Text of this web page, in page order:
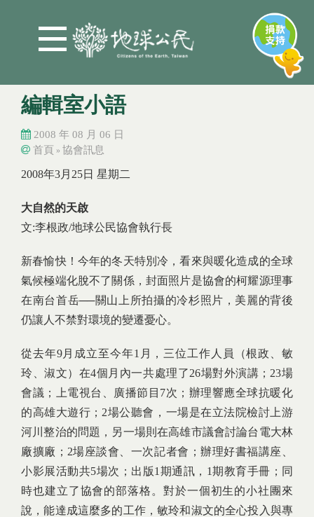
編輯室小語
2008 年 08 月 06 日
您在這裡
首頁 » 協會訊息
您在這裡
2008年3月25日 星期二
大自然的天啟
文:李根政/地球公民協會執行長
新春愉快！今年的冬天特別冷，看來與暖化造成的全球
氣候極端化脫不了關係，封面照片是協會的柯耀源理事
在南台首岳──關山上所拍攝的冷杉照片，美麗的背後
仍讓人不禁對環境的變遷憂心。
從去年9月成立至今年1月，三位工作人員（根政、敏
玲、淑文）在4個月內一共處理了26場對外演講；23場
會議；上電視台、廣播節目7次；辦理響應全球抗暖化
的高雄大遊行；2場公聽會，一場是在立法院檢討上游
河川整治的問題，另一場則在高雄市議會討論台電大林
廠擴廠；2場座談會、一次記者會；辦理好書福講座、
小影展活動共5場次；出版1期通訊，1期教育手冊；同
時也建立了協會的部落格。對於一個初生的小社團來
說，能達成這麼多的工作，敏玲和淑文的全心投入與專